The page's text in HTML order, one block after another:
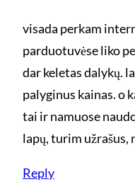
visada perkam
parduotuvėse liko
dar keletas dalykų.
palyginus kainas. o
tai ir namuose
lapų, turim užrašus,
Reply